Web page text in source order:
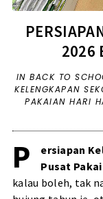
2026
INBACK TO
KELENGKAPAN
PAKAIAN HARI
P
ersiapan
Pusat
kalau boleh, tak